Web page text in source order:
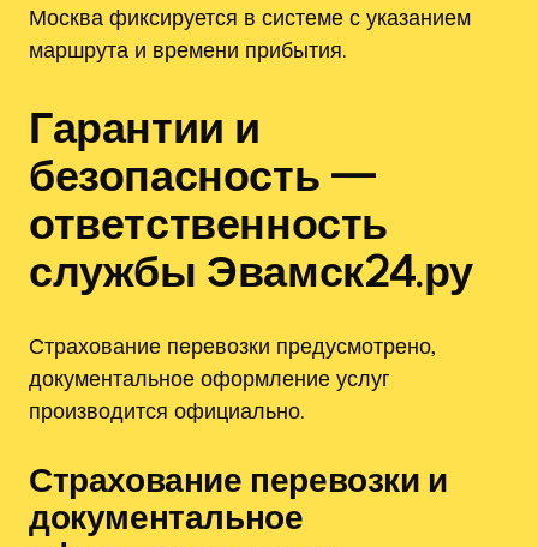
Москва фиксируется в системе с указанием
маршрута и времени прибытия.
Гарантии и
безопасность —
ответственность
службы Эвамск24.ру
Страхование перевозки предусмотрено‚
документальное оформление услуг
производится официально.
Страхование перевозки и
документальное